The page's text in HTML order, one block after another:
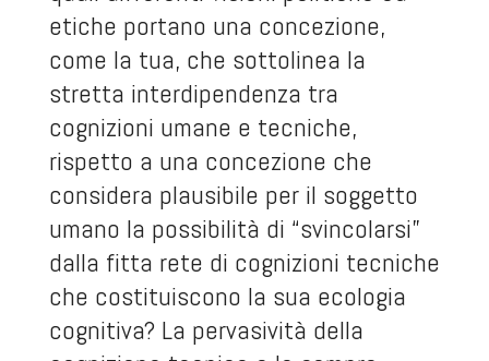
etiche portano una concezione,
come la tua, che sottolinea la
stretta interdipendenza tra
cognizioni umane e tecniche,
rispetto a una concezione che
considera plausibile per il soggetto
umano la possibilità di “svincolarsi”
dalla fitta rete di cognizioni tecniche
che costituiscono la sua ecologia
cognitiva? La pervasività della